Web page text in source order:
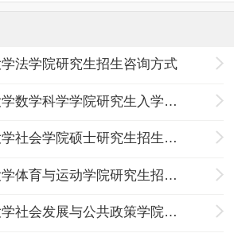
法学院研究生招生咨询方式
2020年北京师范大学数学科学学院研究生入学考试网上咨询公告
2020年北京师范大学社会学院硕士研究生招生工作安排公告
2020年北京师范大学体育与运动学院研究生招生咨询
2020年北京师范大学社会发展与公共政策学院关于硕士研究生招生考试招生近期有关工作的通知